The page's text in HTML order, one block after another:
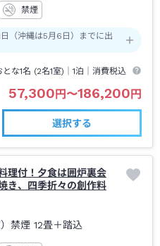
禁煙
（沖縄は5月6日）までに出
とな1名 (2名1室)｜1泊 ｜消費税込
57,300 円 〜186,200 円
選択する
理付！夕食は囲炉裏会
き、四季折々の創作料
禁煙 12畳＋踏込